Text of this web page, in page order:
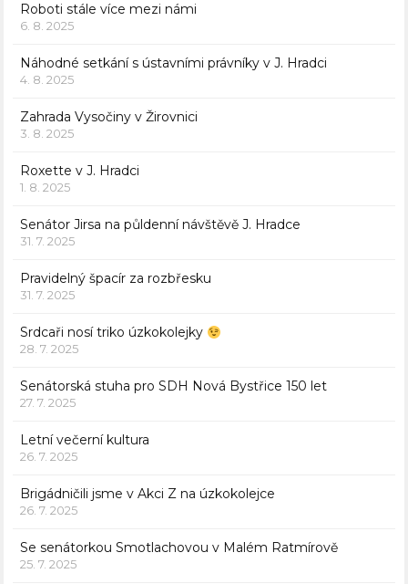
Roboti stále více mezi námi
6. 8. 2025
Náhodné setkání s ústavními právníky v J. Hradci
4. 8. 2025
Zahrada Vysočiny v Žirovnici
3. 8. 2025
Roxette v J. Hradci
1. 8. 2025
Senátor Jirsa na půldenní návštěvě J. Hradce
31. 7. 2025
Pravidelný špacír za rozbřesku
31. 7. 2025
Srdcaři nosí triko úzkokolejky
28. 7. 2025
Senátorská stuha pro SDH Nová Bystřice 150 let
27. 7. 2025
Letní večerní kultura
26. 7. 2025
Brigádničili jsme v Akci Z na úzkokolejce
26. 7. 2025
Se senátorkou Smotlachovou v Malém Ratmírově
25. 7. 2025